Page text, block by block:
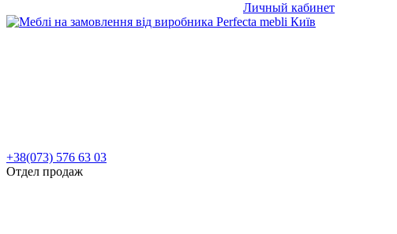
Личный кабинет
+38(073) 576 63 03
Отдел продаж